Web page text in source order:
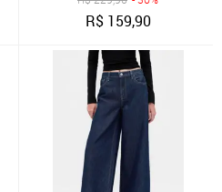
R$ 159,90